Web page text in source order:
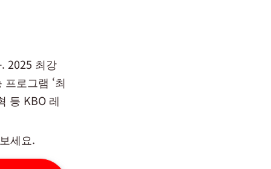
2025 최강
로그램 ‘최
등 KBO 레
세요.